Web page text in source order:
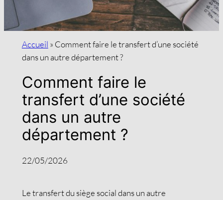
Accueil » Comment faire le transfert d’une société
dans un autre département ?
Comment faire le
transfert d’une société
dans un autre
département ?
22/05/2026
Le transfert du siège social dans un autre